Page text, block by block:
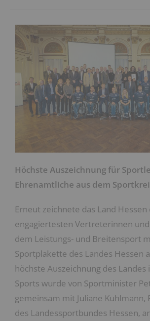
Höchste Auszeichnung für
Ehrenamtliche aus dem
Erneut zeichnete das Land
engagiertesten Vertreterinnen
dem Leistungs- und Breitensport
Sportplakette des Landes Hessen
höchste Auszeichnung des Landes
Sports wurde von Sportminister
gemeinsam mit Juliane Kuhlmann,
des Landessportbundes Hessen,